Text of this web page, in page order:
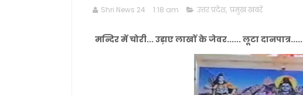
Shri News 24 1:18 am उत्तर प्रदेश, प्रमुख खबरें
मन्दिर में चोरी... उड़ाए लाखों के जेवर...... लूटा दानपात्र.....